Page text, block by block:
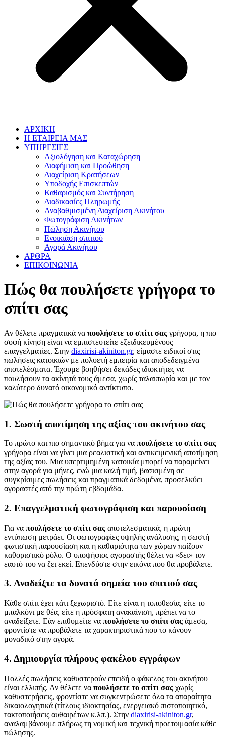
ΑΡΧΙΚΗ
Η ΕΤΑΙΡΕΙΑ ΜΑΣ
ΥΠΗΡΕΣΙΕΣ
Αξιολόγηση και Καταχώρηση
Διαφήμιση και Προώθηση
Διαχείριση Κρατήσεων
Υποδοχής Επισκεπτών
Καθαρισμός και Συντήρηση
Διαδικασίες Πληρωμής
Αναβαθμισμένη Διαχείριση Ακινήτου
Φωτογράφιση Ακινήτων
Πώληση Ακινήτου
Ενοικιάση σπιτιού
Αγορά Ακινήτου
ΑΡΘΡΑ
ΕΠΙΚΟΙΝΩΝΙΑ
Πώς θα πουλήσετε γρήγορα το
σπίτι σας
Αν θέλετε πραγματικά να πουλήσετε το σπίτι σας γρήγορα, η πιο
σοφή κίνηση είναι να εμπιστευτείτε εξειδικευμένους
επαγγελματίες. Στην diaxirisi-akiniton.gr, είμαστε ειδικοί στις
πωλήσεις κατοικιών με πολυετή εμπειρία και αποδεδειγμένα
αποτελέσματα. Έχουμε βοηθήσει δεκάδες ιδιοκτήτες να
πουλήσουν τα ακίνητά τους άμεσα, χωρίς ταλαιπωρία και με τον
καλύτερο δυνατό οικονομικό αντίκτυπο.
1. Σωστή αποτίμηση της αξίας του ακινήτου σας
Το πρώτο και πιο σημαντικό βήμα για να πουλήσετε το σπίτι σας
γρήγορα είναι να γίνει μια ρεαλιστική και αντικειμενική αποτίμηση
της αξίας του. Μια υπερτιμημένη κατοικία μπορεί να παραμείνει
στην αγορά για μήνες, ενώ μια καλή τιμή, βασισμένη σε
συγκρίσιμες πωλήσεις και πραγματικά δεδομένα, προσελκύει
αγοραστές από την πρώτη εβδομάδα.
2. Επαγγελματική φωτογράφιση και παρουσίαση
Για να πουλήσετε το σπίτι σας αποτελεσματικά, η πρώτη
εντύπωση μετράει. Οι φωτογραφίες υψηλής ανάλυσης, η σωστή
φωτιστική παρουσίαση και η καθαριότητα των χώρων παίζουν
καθοριστικό ρόλο. Ο υποψήφιος αγοραστής θέλει να «δει» τον
εαυτό του να ζει εκεί. Επενδύστε στην εικόνα που θα προβάλετε.
3. Αναδείξτε τα δυνατά σημεία του σπιτιού σας
Κάθε σπίτι έχει κάτι ξεχωριστό. Είτε είναι η τοποθεσία, είτε το
μπαλκόνι με θέα, είτε η πρόσφατη ανακαίνιση, πρέπει να το
αναδείξετε. Εάν επιθυμείτε να πουλήσετε το σπίτι σας άμεσα,
φροντίστε να προβάλετε τα χαρακτηριστικά που το κάνουν
μοναδικό στην αγορά.
4. Δημιουργία πλήρους φακέλου εγγράφων
Πολλές πωλήσεις καθυστερούν επειδή ο φάκελος του ακινήτου
είναι ελλιπής. Αν θέλετε να πουλήσετε το σπίτι σας χωρίς
καθυστερήσεις, φροντίστε να συγκεντρώσετε όλα τα απαραίτητα
δικαιολογητικά (τίτλους ιδιοκτησίας, ενεργειακό πιστοποιητικό,
τακτοποιήσεις αυθαιρέτων κ.λπ.). Στην diaxirisi-akiniton.gr,
αναλαμβάνουμε πλήρως τη νομική και τεχνική προετοιμασία κάθε
πώλησης.